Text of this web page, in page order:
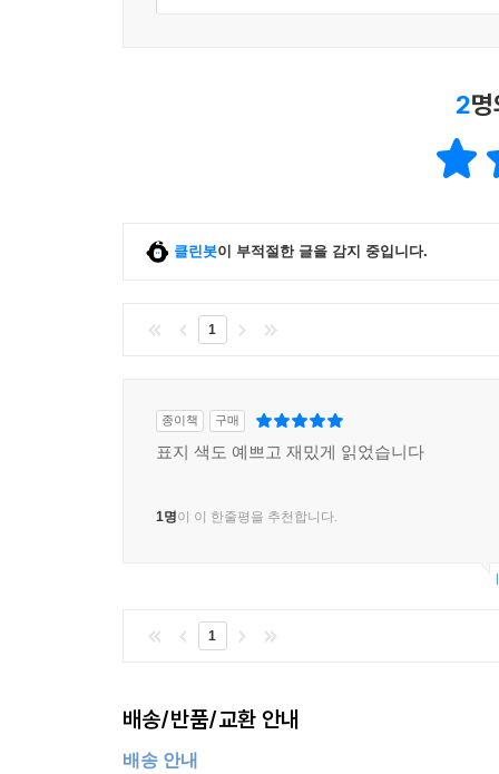
2
클린봇이 부적절한 글을 감지 중입니다.
1
종이책 구매
표지 색도 예쁘고 재밌게 읽었습니다
1명이 이 한줄평을 추천합니다.
1
배송/반품/교환 안내
배송 안내